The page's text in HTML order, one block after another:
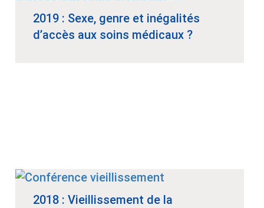
2019 : Sexe, genre et inégalités
d’accès aux soins médicaux ?
2018 : Vieillissement de la